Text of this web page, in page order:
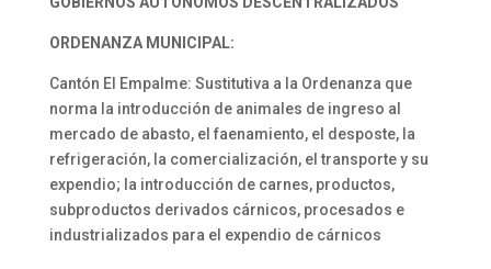
ORDENANZA MUNICIPAL:
Cantón El Empalme: Sustitutiva a la Ordenanza que
norma la introducción de animales de ingreso al
mercado de abasto, el faenamiento, el desposte, la
refrigeración, la comercialización, el transporte y su
expendio; la introducción de carnes, productos,
subproductos derivados cárnicos, procesados e
industrializados para el expendio de cárnicos